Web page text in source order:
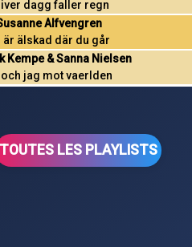
dagg faller regn
Alfvengren
är älskad där du går
Kempe & Sanna Nielsen
och jag mot vaerlden
TOUTES LES PLAYLISTS